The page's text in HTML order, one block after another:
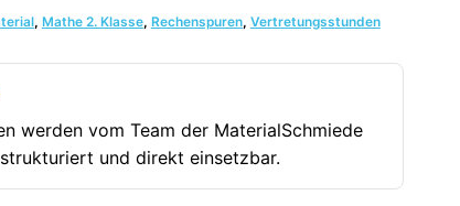
, Mathe 2. Klasse, Rechenspuren, Vertretungsstunden
werden vom Team der MaterialSchmiede
und direkt einsetzbar.